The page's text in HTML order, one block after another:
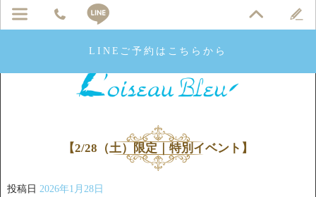
LINEご予約はこちらから
【2/28（土）限定｜特別イベント】
投稿日 2026年1月28日